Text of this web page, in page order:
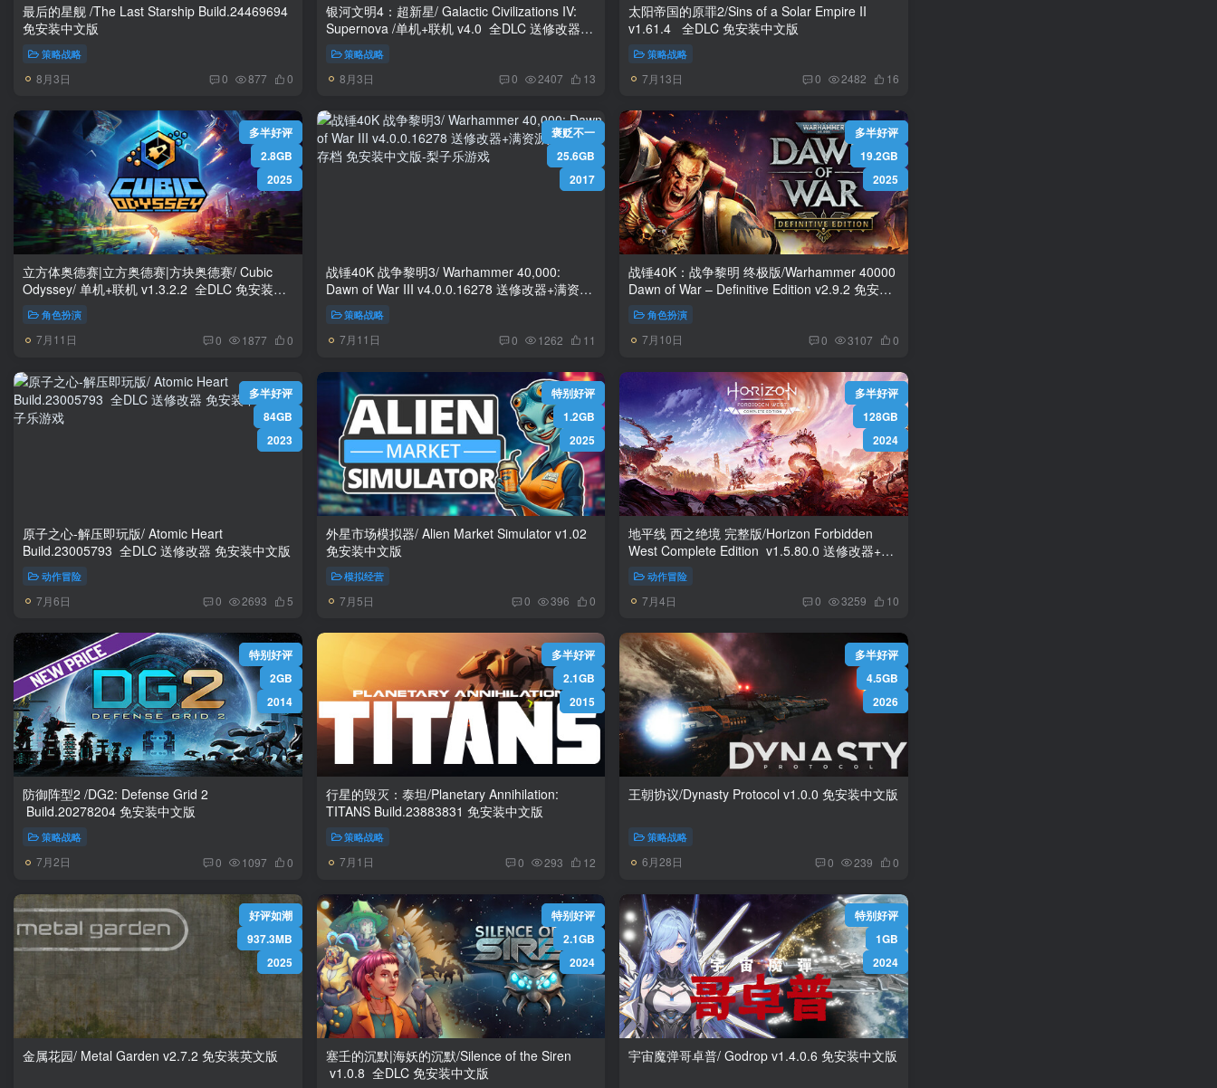
最后的星舰 /The Last Starship Build.24469694
免安装中文版
策略战略
8月3日 0 877 0
银河文明4：超新星/ Galactic Civilizations IV:
Supernova /单机+联机 v4.0 全DLC 送修改器
策略战略
8月3日 0 2407 13
太阳帝国的原罪2/Sins of a Solar Empire II
v1.61.4 全DLC 免安装中文版
策略战略
7月13日 0 2482 16
多半好评
2.8GB
2025
立方体奥德赛|立方奥德赛|方块奥德赛/ Cubic
Odyssey/ 单机+联机 v1.3.2.2 全DLC 免安装中
文版角色扮演
7月11日 0 1877 0
褒贬不一
25.6GB
2017
战锤40K 战争黎明3/ Warhammer 40,000:
Dawn of War III v4.0.0.16278 送修改器+满资源
策略战略
7月11日 0 1262 11
多半好评
19.2GB
2025
战锤40K：战争黎明 终极版/Warhammer 40000
Dawn of War – Definitive Edition v2.9.2 免安装
中文版角色扮演
7月10日 0 3107 0
多半好评
84GB
2023
原子之心-解压即玩版/ Atomic Heart
Build.23005793 全DLC 送修改器 免安装中文版
动作冒险
7月6日 0 2693 5
特别好评
1.2GB
2025
外星市场模拟器/ Alien Market Simulator v1.02
免安装中文版
模拟经营
7月5日 0 396 0
多半好评
128GB
2024
地平线 西之绝境 完整版/Horizon Forbidden
West Complete Edition v1.5.80.0 送修改器+一
动作冒险
7月4日 0 3259 10
特别好评
2GB
2014
防御阵型2 /DG2: Defense Grid 2
Build.20278204 免安装中文版
策略战略
7月2日 0 1097 0
多半好评
2.1GB
2015
行星的毁灭：泰坦/Planetary Annihilation:
TITANS Build.23883831 免安装中文版
策略战略
7月1日 0 293 12
多半好评
4.5GB
2026
王朝协议/Dynasty Protocol v1.0.0 免安装中文版
策略战略
6月28日 0 239 0
好评如潮
937.3MB
2025
金属花园/ Metal Garden v2.7.2 免安装英文版
特别好评
2.1GB
2024
塞壬的沉默|海妖的沉默/Silence of the Siren
v1.0.8 全DLC 免安装中文版
特别好评
1GB
2024
宇宙魔弹哥卓普/ Godrop v1.4.0.6 免安装中文版